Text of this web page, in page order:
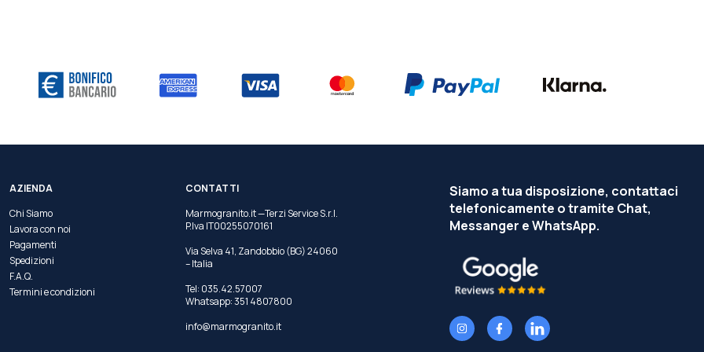
AZIENDA
Chi Siamo
Lavora con noi
Pagamenti
Spedizioni
F.A.Q.
Termini e condizioni
CONTATTI
Marmogranito.it —Terzi Service S.r.l.
P.Iva IT00255070161
Via Selva 41, Zandobbio (BG) 24060
– Italia
Tel: 035.42.57007
Whatsapp:351 4807800
info@marmogranito.it
Siamo a tua disposizione, contattaci
telefonicamente o tramite Chat,
Messanger e WhatsApp.